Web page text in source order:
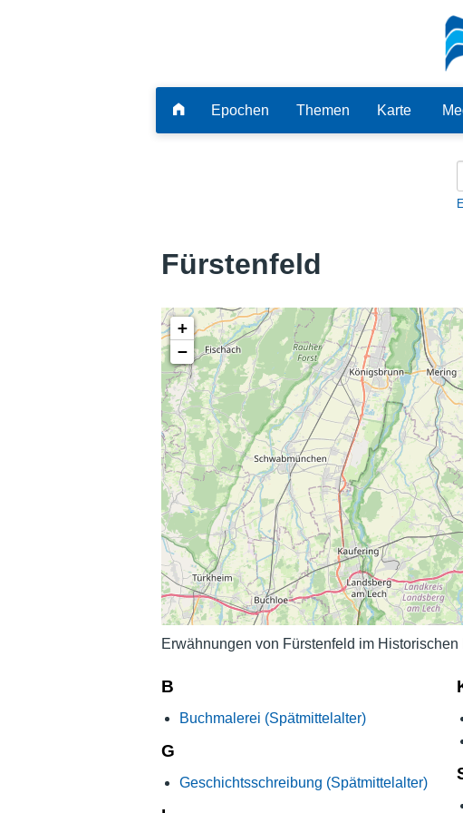
Epochen Themen Karte
Fürstenfeld
+
−
Erwähnungen von Fürstenfeld im
B
Buchmalerei (Spätmittelalter)
G
Geschichtsschreibung (Spätmittelalter)